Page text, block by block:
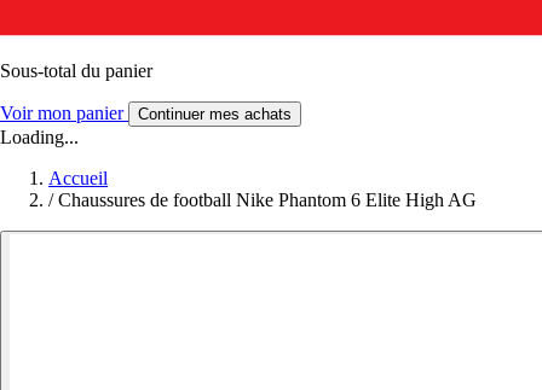
Sous-total du panier
Voir mon panier Continuer mes achats
Loading...
Accueil
/ Chaussures de football Nike Phantom 6 Elite High AG